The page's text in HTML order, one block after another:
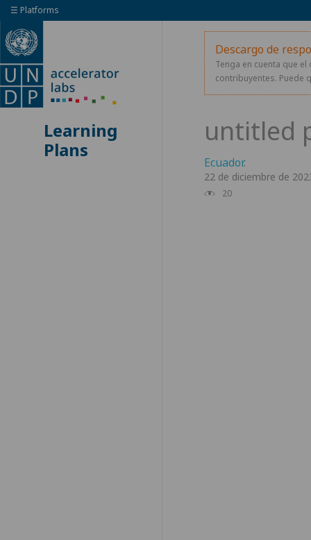
☰ Platforms
Learning
Plans
Descargo de
Tenga en cuenta que
contribuyentes. Puede
Ecuador.
22 de diciembre de
20